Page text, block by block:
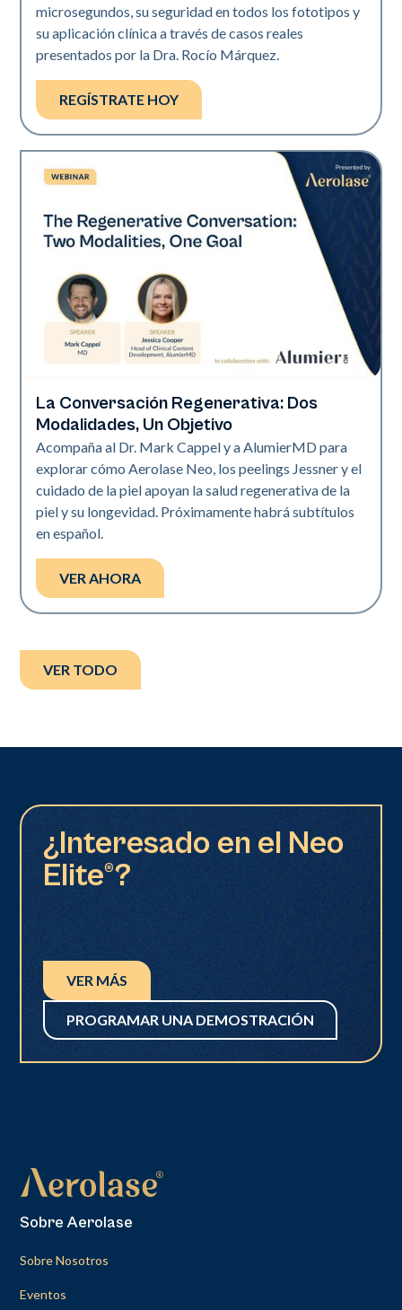
microsegundos, su seguridad en todos los fototipos y
su aplicación clínica a través de casos reales
presentados por la Dra. Rocío Márquez.
REGÍSTRATE HOY
Neo Elite
La Conversación Regenerativa: Dos
Modalidades, Un Objetivo
Acompaña al Dr. Mark Cappel y a AlumierMD para
explorar cómo Aerolase Neo, los peelings Jessner y el
cuidado de la piel apoyan la salud regenerativa de la
piel y su longevidad. Próximamente habrá subtítulos
en español.
VER AHORA
VER TODO
¿Interesado en el Neo
Elite®?
VER MÁS
PROGRAMAR UNA DEMOSTRACIÓN
Sobre Aerolase
Sobre Nosotros
Eventos